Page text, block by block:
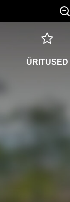
ÜRITUSED